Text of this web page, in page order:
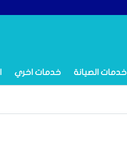
خدمات الصيانة خدمات اخري